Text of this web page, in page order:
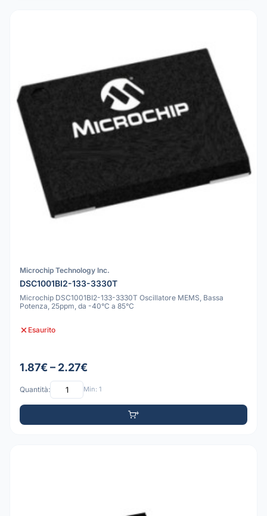
Microchip Technology Inc.
DSC1001BI2-133-3330T
Microchip DSC1001BI2-133-3330T Oscillatore MEMS, Bassa
Potenza, 25ppm, da -40°C a 85°C
Esaurito
1.87€ – 2.27€
Quantità: Min: 1